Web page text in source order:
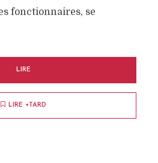
fonctionnaires, se
LIRE
LIRE +TARD